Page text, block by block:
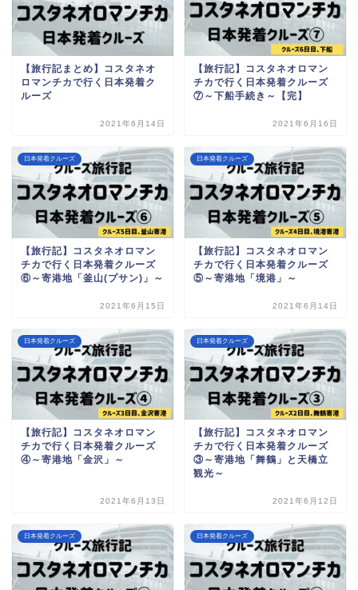
【旅行記まとめ】コスタネオ
ロマンチカで行く日本発着ク
ルーズ
2021年6月14日
【旅行記】コスタネオロマン
チカで行く日本発着クルーズ
⑦～下船手続き～【完】
2021年6月16日
日本発着クルーズ
【旅行記】コスタネオロマン
チカで行く日本発着クルーズ
⑥～寄港地「釜山(プサン)」～
2021年6月15日
日本発着クルーズ
【旅行記】コスタネオロマン
チカで行く日本発着クルーズ
⑤～寄港地「境港」～
2021年6月14日
日本発着クルーズ
【旅行記】コスタネオロマン
チカで行く日本発着クルーズ
④～寄港地「金沢」～
2021年6月13日
日本発着クルーズ
【旅行記】コスタネオロマン
チカで行く日本発着クルーズ
③～寄港地「舞鶴」と天橋立
観光～
2021年6月12日
日本発着クルーズ 日本発着クルーズ